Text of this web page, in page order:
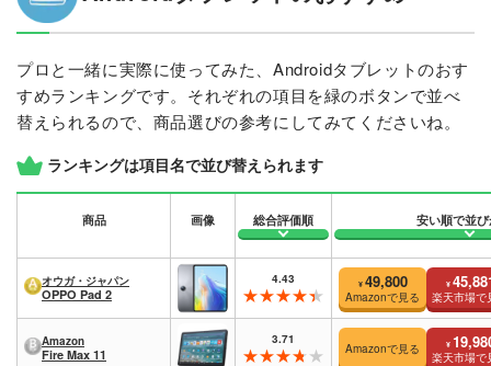
プロと一緒に実際に使ってみた、Androidタブレットのおす
すめランキングです。それぞれの項目を緑のボタンで並べ
替えられるので、商品選びの参考にしてみてくださいね。
ランキングは項目名で並び替えられます
商品 画像 総合評価順 安い順で並
オウガ・ジャパン
OPPO Pad 2
4.43 ¥ 49,800
Amazonで見る
¥
楽天市場で
Amazon
Fire Max 11
3.71
Amazonで見る ¥
楽天市場で